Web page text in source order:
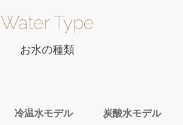
Water Type
お水の種類
冷温水モデル 炭酸水モデル